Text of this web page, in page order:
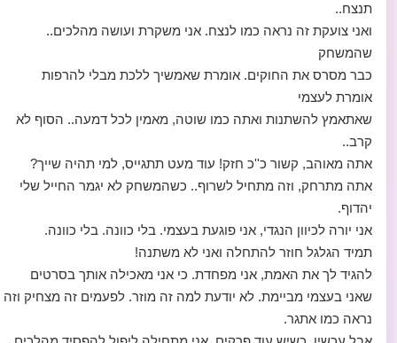
תנצח..
ואני צועקת זה נראה כמו לנצח. אני משקרת ועושה מהלכים..
שהמשחק
כבר מסרס את החוקים. אומרת שאמשיך ללכת מבלי להרפות
אומרת לעצמי
שאתאמץ להשתנות ואתה כמו שוטה, מאמין לכל דמעה.. הסוף לא
קרב..
אתה מאוהב, קשור כ''כ חזק! עוד מעט תתגייס, למי תהיה שייך?
אתה מתרחק, וזה מתחיל לשרוף.. כשהמשחק לא יגמר החייל שלי
יהדוף.
אני יורה לכיוון הנגדי, אני פוגעת בעצמי. בלי כוונה. בלי כוונה.
תמיד הגלגל חוזר להתחלה ואני לא משתנה!
להגיד לך את האמת, אני מפחדת. כי אני מאכילה אותך בסרטים
שאני בעצמי מביימת. לא יודעת למה זה מוזר. לפעמים זה מצחיק וזה
נראה כמו אתגר.